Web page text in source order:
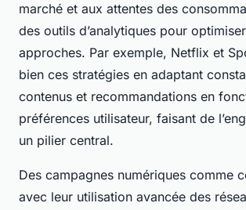
marché et aux attentes des
des outils d’analytiques pour optimiser
approches. Par exemple, Netflix et
bien ces stratégies en adaptant
contenus et recommandations en
préférences utilisateur, faisant de
un pilier central.
Des campagnes numériques comme
avec leur utilisation avancée des